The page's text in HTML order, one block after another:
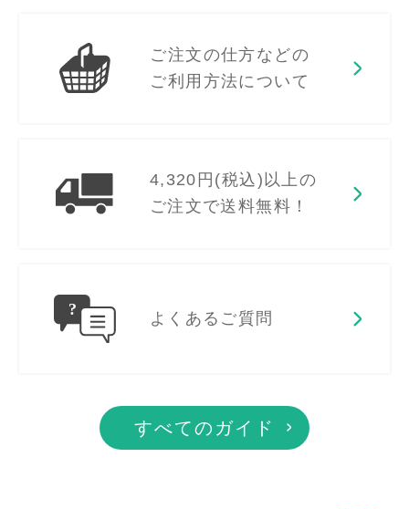
ご注文の仕方などの
ご利用方法について
4,320円(税込)以上の
ご注文で送料無料！
よくあるご質問
すべてのガイド